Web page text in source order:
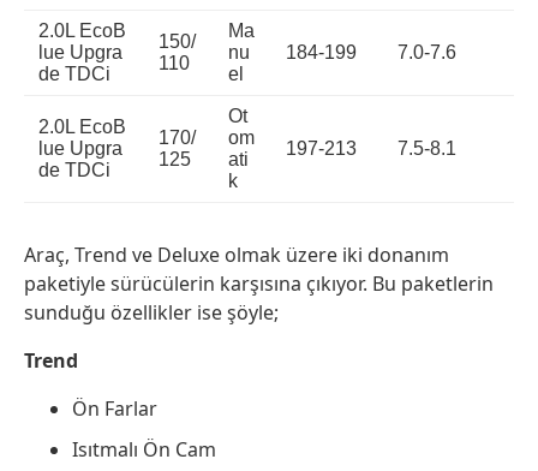
2.0L EcoB
lue Upgra
de TDCi
150/
110
Ma
nu
el
184-199 7.0-7.6
2.0L EcoB
lue Upgra
de TDCi
170/
125
Ot
om
ati
k
197-213 7.5-8.1
Araç, Trend ve Deluxe olmak üzere iki donanım
paketiyle sürücülerin karşısına çıkıyor. Bu paketlerin
sunduğu özellikler ise şöyle;
Trend
Ön Farlar
Isıtmalı Ön Cam